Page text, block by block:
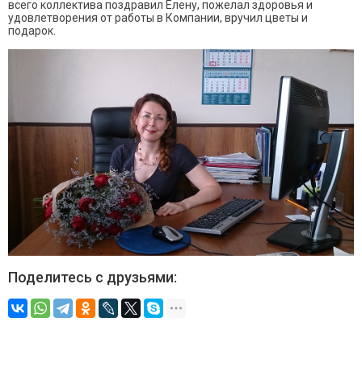
всего коллектива поздравил Елену, пожелал здоровья и
удовлетворения от работы в Компании, вручил цветы и
подарок.
Поделитесь с друзьями: